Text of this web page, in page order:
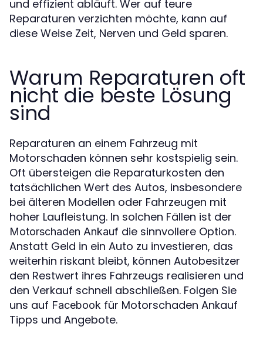
und effizient abläuft. Wer auf teure
Reparaturen verzichten möchte, kann auf
diese Weise Zeit, Nerven und Geld sparen.
Warum Reparaturen oft
nicht die beste Lösung
sind
Reparaturen an einem Fahrzeug mit
Motorschaden können sehr kostspielig sein.
Oft übersteigen die Reparaturkosten den
tatsächlichen Wert des Autos, insbesondere
bei älteren Modellen oder Fahrzeugen mit
hoher Laufleistung. In solchen Fällen ist der
Motorschaden Ankauf die sinnvollere Option.
Anstatt Geld in ein Auto zu investieren, das
weiterhin riskant bleibt, können Autobesitzer
den Restwert ihres Fahrzeugs realisieren und
den Verkauf schnell abschließen. Folgen Sie
uns auf Facebook für Motorschaden Ankauf
Tipps und Angebote.